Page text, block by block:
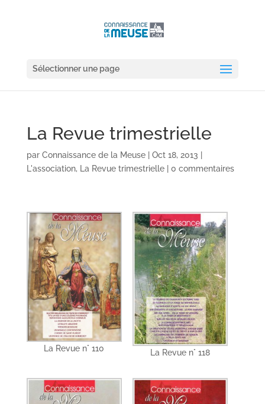
Sélectionner une page
La Revue trimestrielle
par Connaissance de la Meuse| Oct 18, 2013
L'association, La Revue trimestrielle| 0 commentaires
La Revue n° 110 La Revue n° 118